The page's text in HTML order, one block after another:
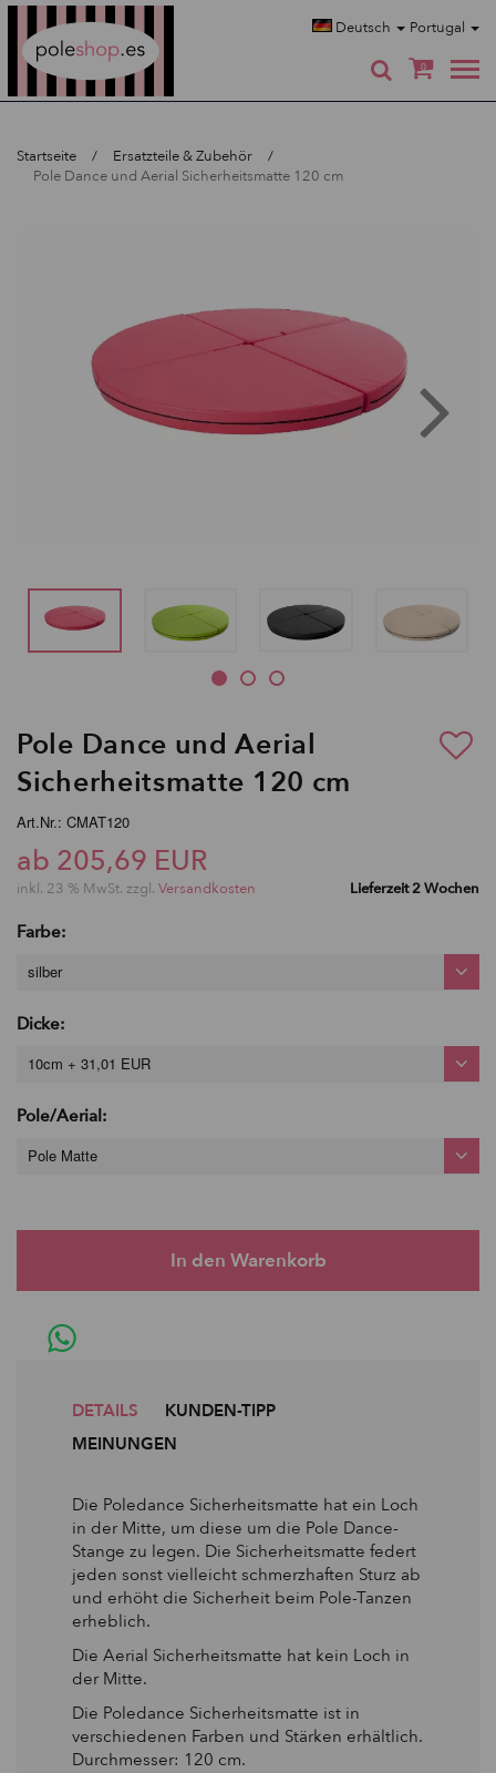
Deutsch Portugal
0
Startseite
Ersatzteile & Zubehör
Pole Dance und Aerial Sicherheitsmatte 120 cm
Pole Dance und Aerial
Sicherheitsmatte 120 cm
Art.Nr.: CMAT120
ab 205,69 EUR
inkl. 23 % MwSt. zzgl. Versandkosten Lieferzeit 2 Wochen
Farbe:
silber
Dicke:
10cm + 31,01 EUR
Pole/Aerial:
Pole Matte
DETAILS
KUNDEN-TIPP
MEINUNGEN
Die Poledance Sicherheitsmatte hat ein Loch
in der Mitte, um diese um die Pole Dance-
Stange zu legen. Die Sicherheitsmatte federt
jeden sonst vielleicht schmerzhaften Sturz ab
und erhöht die Sicherheit beim Pole-Tanzen
erheblich.
Die Aerial Sicherheitsmatte hat kein Loch in
der Mitte.
Die Poledance Sicherheitsmatte ist in
verschiedenen Farben und Stärken erhältlich.
Durchmesser: 120 cm.